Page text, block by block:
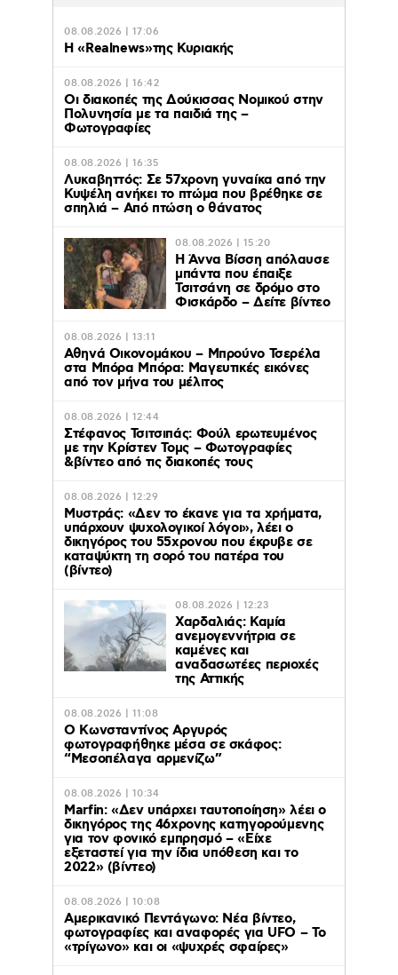
08.08.2026 | 17:06
Η «Realnews»της Κυριακής
08.08.2026 | 16:42
Οι διακοπές της Δούκισσας Νομικού στην
Πολυνησία με τα παιδιά της –
Φωτογραφίες
08.08.2026 | 16:35
Λυκαβηττός: Σε 57χρονη γυναίκα από την
Κυψέλη ανήκει το πτώμα που βρέθηκε σε
σπηλιά – Από πτώση ο θάνατος
08.08.2026 | 15:20
Η Άννα Βίσση απόλαυσε
μπάντα που έπαιξε
Τσιτσάνη σε δρόμο στο
Φισκάρδο – Δείτε βίντεο
08.08.2026 | 13:11
Αθηνά Οικονομάκου – Μπρούνο Τσερέλα
στα Μπόρα Μπόρα: Mαγευτικές εικόνες
από τον μήνα του μέλιτος
08.08.2026 | 12:44
Στέφανος Τσιτσιπάς: Φούλ ερωτευμένος
με την Κρίστεν Τομς – Φωτογραφίες
&βίντεο από τις διακοπές τους
08.08.2026 | 12:29
Μυστράς: «Δεν το έκανε για τα χρήματα,
υπάρχουν ψυχολογικοί λόγοι», λέει ο
δικηγόρος του 55χρονου που έκρυβε σε
καταψύκτη τη σορό του πατέρα του
(βίντεο)
08.08.2026 | 12:23
Χαρδαλιάς: Καμία
ανεμογεννήτρια σε
καμένες και
αναδασωτέες περιοχές
της Αττικής
08.08.2026 | 11:08
Ο Κωνσταντίνος Αργυρός
φωτογραφήθηκε μέσα σε σκάφος:
“Μεσοπέλαγα αρμενίζω”
08.08.2026 | 10:34
Marfin: «Δεν υπάρχει ταυτοποίηση» λέει ο
δικηγόρος της 46χρονης κατηγορούμενης
για τον φονικό εμπρησμό – «Είχε
εξεταστεί για την ίδια υπόθεση και το
2022» (βίντεο)
08.08.2026 | 10:08
Αμερικανικό Πεντάγωνο: Νέα βίντεο,
φωτογραφίες και αναφορές για UFO – Το
«τρίγωνο» και οι «ψυχρές σφαίρες»